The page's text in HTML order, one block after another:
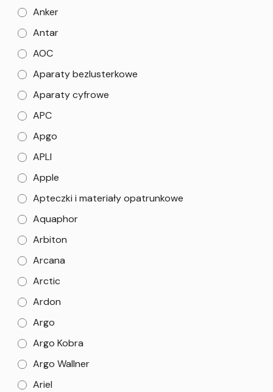
Anker
Antar
AOC
Aparaty bezlusterkowe
Aparaty cyfrowe
APC
Apgo
APLI
Apple
Apteczki i materiały opatrunkowe
Aquaphor
Arbiton
Arcana
Arctic
Ardon
Argo
Argo Kobra
Argo Wallner
Ariel